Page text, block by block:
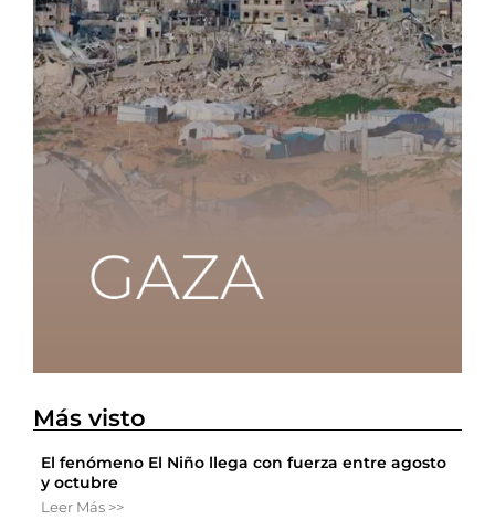
Más visto
El fenómeno El Niño llega con fuerza entre agosto
y octubre
Leer Más >>